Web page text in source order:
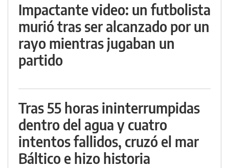
Impactante video: un futbolista
murió tras ser alcanzado por un
rayo mientras jugaban un
partido
Tras 55 horas ininterrumpidas
dentro del agua y cuatro
intentos fallidos, cruzó el mar
Báltico e hizo historia